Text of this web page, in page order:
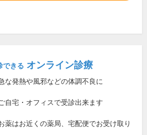
できる オンライン診療
な発熱や風邪などの体調不良に
自宅・オフィスで受診出来ます
薬はお近くの薬局、宅配便でお受け取り